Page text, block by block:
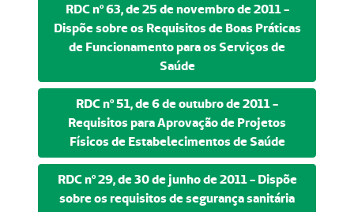
RDC nº 63, de 25 de novembro de 2011 -
Dispõe sobre os Requisitos de Boas Práticas
de Funcionamento para os Serviços de
Saúde
RDC nº 51, de 6 de outubro de 2011 -
Requisitos para Aprovação de Projetos
Físicos de Estabelecimentos de Saúde
RDC nº 29, de 30 de junho de 2011 - Dispõe
sobre os requisitos de segurança sanitária